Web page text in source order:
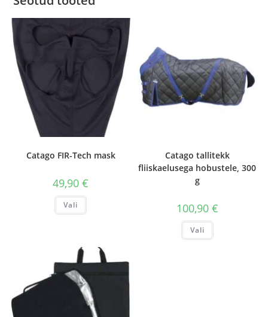
Catago FIR-Tech mask
49,90€
Vali
Sellel
on
saab
teha
tootelehel.
Catago tallitekk
fliiskaelusega hobustele, 300
g
100,90 €
Vali
Sellel
on